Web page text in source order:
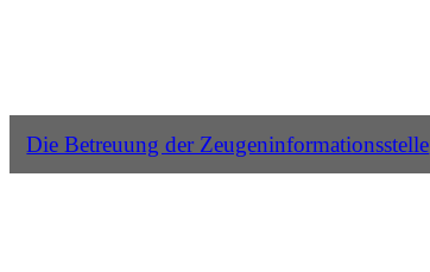
Die Betreuung der Zeugeninformationsstelle